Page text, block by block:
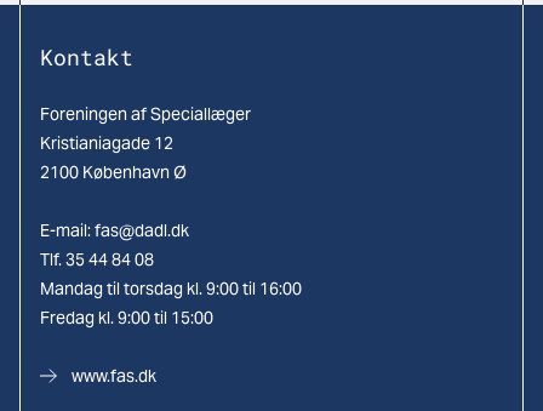
Kontakt
Foreningen af Speciallæger
Kristianiagade 12
2100 København Ø
E-mail:fas@dadl.dk
Tlf. 35 44 84 08
Mandag til torsdag kl. 9:00 til 16:00
Fredag kl. 9:00 til 15:00
www.fas.dk